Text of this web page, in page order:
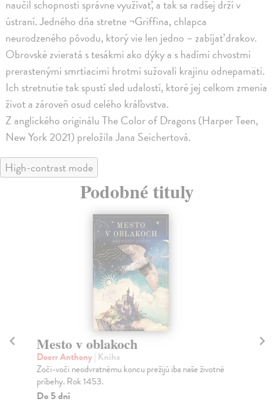
naučil schopnosti správne využívať, a tak sa radšej drží v
ústraní. Jedného dňa stretne ¬Griffina, chlapca
neurodzeného pôvodu, ktorý vie len jedno – zabíjať drakov.
Obrovské zvieratá s tesákmi ako dýky a s hadími chvostmi
prerastenými smrtiacimi hrotmi sužovali krajinu odnepamäti.
Ich stretnutie tak spustí sled udalostí, ktoré jej celkom zmenia
život a zároveň osud celého kráľovstva.
Z anglického originálu The Color of Dragons (Harper Teen,
New York 2021) preložila Jana Seichertová.
High-contrast mode
Podobné tituly
Mesto v oblakoch
Doerr Anthony| Kniha
Zoči-voči neodvratnému koncu prežijú iba naše životné
príbehy. Rok 1453.
Do 5 dní